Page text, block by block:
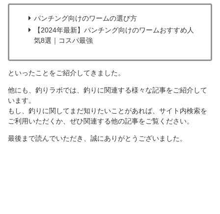
パンチング向けのワームの選び方
【2024年最新】パンチング向けのワームおすすめ人
気8選｜コスパ最強
といったことをご紹介してきました。
他にも、釣りラボでは、釣りに関連する様々な記事をご紹介して
います。
もし、釣りに関してまだ知りたいことがあれば、サイト内検索を
ご利用いただくか、ぜひ関連する他の記事をご覧ください。
最後まで読んでいただき、誠にありがとうございました。